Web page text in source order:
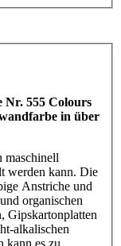
Nr. 555 Colours
in über
maschinell
werden kann. Die
Anstriche und
organischen
Gipskartonplatten
alkalischen
kann es zu